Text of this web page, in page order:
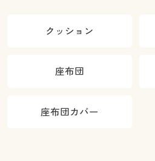
クッション
座布団
座布団カバー